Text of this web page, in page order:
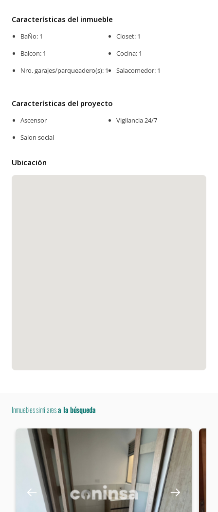
Características del inmueble
BaÑo: 1
Balcon: 1
Nro. garajes/parqueadero(s): 1
Closet: 1
Cocina: 1
Salacomedor: 1
Características del proyecto
Ascensor
Salon social
Vigilancia 24/7
Ubicación
Inmuebles similaresa la búsqueda